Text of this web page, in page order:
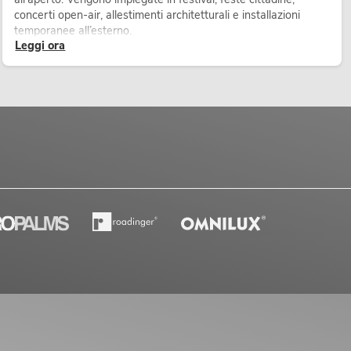
concerti open-air, allestimenti architetturali e installazioni
temporanee all’esterno.
Leggi ora